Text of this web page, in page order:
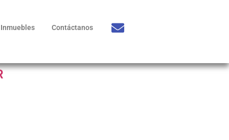
Inmuebles Contáctanos